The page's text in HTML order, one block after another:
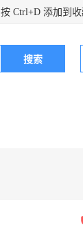
按 Ctrl+D 添加到